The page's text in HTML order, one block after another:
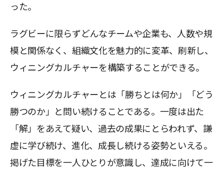
った。
ラグビーに限らずどんなチームや企業も、人数や規
模と関係なく、組織文化を魅力的に変革、刷新し、
ウィニングカルチャーを構築することができる。
ウィニングカルチャーとは「勝ちとは何か」「どう
勝つのか」と問い続けることである。一度は出た
「解」をあえて疑い、過去の成果にとらわれず、謙
虚に学び続け、進化、成長し続ける姿勢といえる。
掲げた目標を一人ひとりが意識し、達成に向けて一